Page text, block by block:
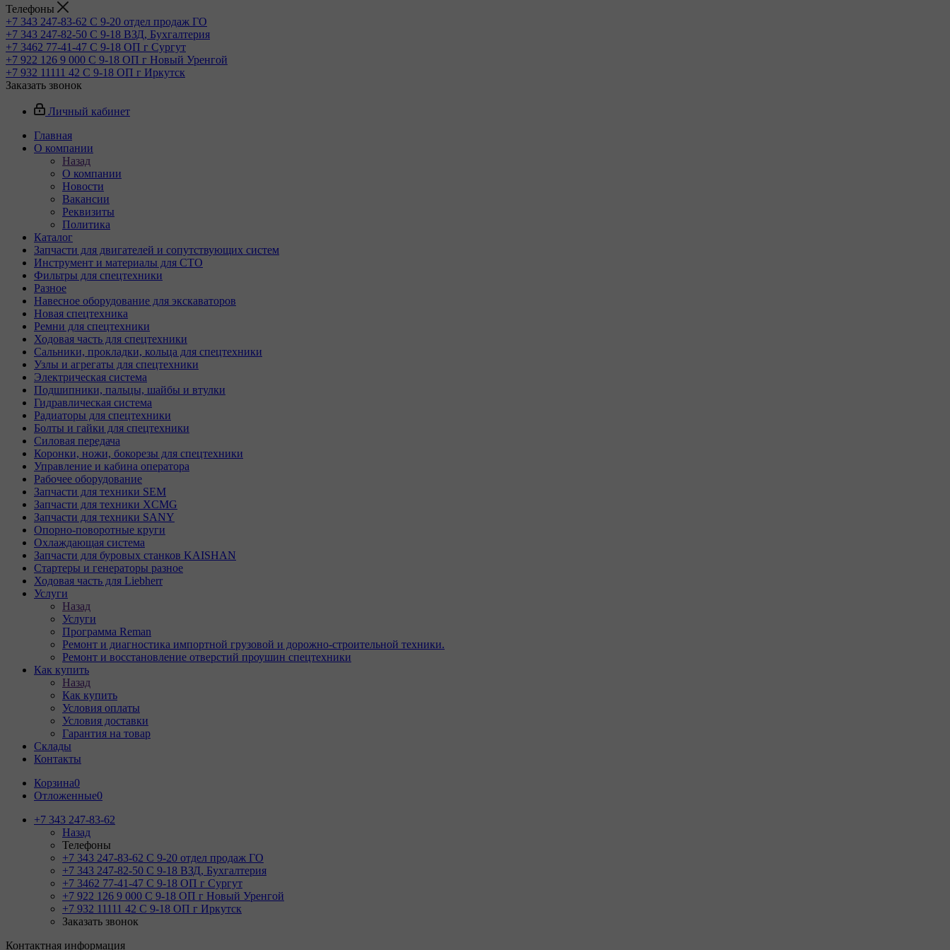
Телефоны
+7 343 247-83-62 С 9-20 отдел продаж ГО
+7 343 247-82-50 С 9-18 ВЗД, Бухгалтерия
+7 3462 77-41-47 С 9-18 ОП г Сургут
+7 922 126 9 000 С 9-18 ОП г Новый Уренгой
+7 932 11111 42 С 9-18 ОП г Иркутск
Заказать звонок
Личный кабинет
Главная
О компании
Назад
О компании
Новости
Вакансии
Реквизиты
Политика
Каталог
Запчасти для двигателей и сопутствующих систем
Инструмент и материалы для СТО
Фильтры для спецтехники
Разное
Навесное оборудование для экскаваторов
Новая спецтехника
Ремни для спецтехники
Ходовая часть для спецтехники
Сальники, прокладки, кольца для спецтехники
Узлы и агрегаты для спецтехники
Электрическая система
Подшипники, пальцы, шайбы и втулки
Гидравлическая система
Радиаторы для спецтехники
Болты и гайки для спецтехники
Силовая передача
Коронки, ножи, бокорезы для спецтехники
Управление и кабина оператора
Рабочее оборудование
Запчасти для техники SEM
Запчасти для техники XCMG
Запчасти для техники SANY
Опорно-поворотные круги
Охлаждающая система
Запчасти для буровых станков KAISHAN
Стартеры и генераторы разное
Ходовая часть для Liebherr
Услуги
Назад
Услуги
Программа Reman
Ремонт и диагностика импортной грузовой и дорожно-строительной техники.
Ремонт и восстановление отверстий проушин спецтехники
Как купить
Назад
Как купить
Условия оплаты
Условия доставки
Гарантия на товар
Склады
Контакты
Корзина0
Отложенные0
+7 343 247-83-62
Назад
Телефоны
+7 343 247-83-62 С 9-20 отдел продаж ГО
+7 343 247-82-50 С 9-18 ВЗД, Бухгалтерия
+7 3462 77-41-47 С 9-18 ОП г Сургут
+7 922 126 9 000 С 9-18 ОП г Новый Уренгой
+7 932 11111 42 С 9-18 ОП г Иркутск
Заказать звонок
Контактная информация